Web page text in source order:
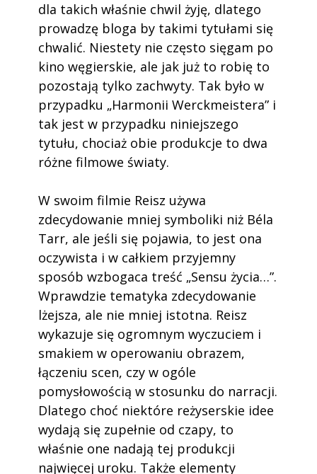
dla takich właśnie chwil żyję, dlatego
prowadzę bloga by takimi tytułami się
chwalić. Niestety nie często sięgam po
kino węgierskie, ale jak już to robię to
pozostają tylko zachwyty. Tak było w
przypadku „Harmonii Werckmeistera” i
tak jest w przypadku niniejszego
tytułu, chociaż obie produkcje to dwa
różne filmowe światy.
W swoim filmie Reisz używa
zdecydowanie mniej symboliki niż Béla
Tarr, ale jeśli się pojawia, to jest ona
oczywista i w całkiem przyjemny
sposób wzbogaca treść „Sensu życia…”.
Wprawdzie tematyka zdecydowanie
lżejsza, ale nie mniej istotna. Reisz
wykazuje się ogromnym wyczuciem i
smakiem w operowaniu obrazem,
łączeniu scen, czy w ogóle
pomysłowością w stosunku do narracji.
Dlatego choć niektóre reżyserskie idee
wydają się zupełnie od czapy, to
właśnie one nadają tej produkcji
najwięcej uroku. Także elementy